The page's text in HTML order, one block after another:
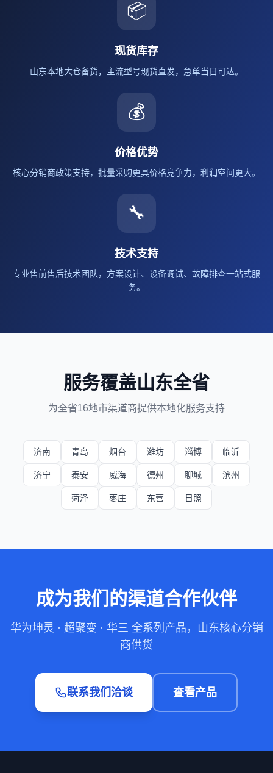
📦
现货库存
山东本地大仓备货，主流型号现货直发，急单当日可达。
💰
价格优势
核心分销商政策支持，批量采购更具价格竞争力，利润空间更大。
🔧
技术支持
专业售前售后技术团队，方案设计、设备调试、故障排查一站式服
务。
服务覆盖山东全省
为全省16地市渠道商提供本地化服务支持
济南 青岛 烟台 潍坊 淄博 临沂
济宁 泰安 威海 德州 聊城 滨州
菏泽 枣庄 东营 日照
成为我们的渠道合作伙伴
华为坤灵 · 超聚变 · 华三 全系列产品，山东核心分销
商供货
联系我们洽谈 查看产品